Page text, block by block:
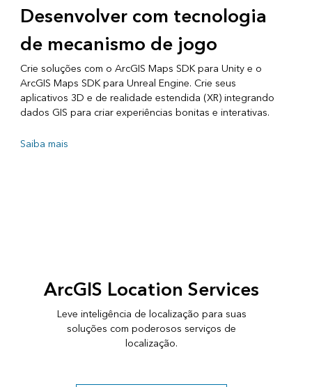
Desenvolver com tecnologia
de mecanismo de jogo
Crie soluções com o ArcGIS Maps SDK para Unity e o
ArcGIS Maps SDK para Unreal Engine. Crie seus
aplicativos 3D e de realidade estendida (XR) integrando
dados GIS para criar experiências bonitas e interativas.
Saiba mais
ArcGIS Location Services
Leve inteligência de localização para suas
soluções com poderosos serviços de
localização.